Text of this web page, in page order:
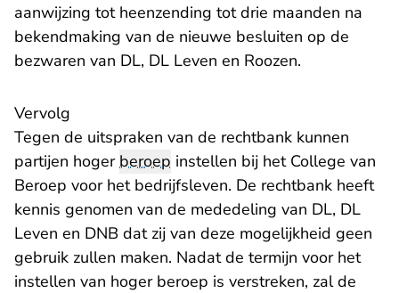
aanwijzing tot heenzending tot drie maanden na
bekendmaking van de nieuwe besluiten op de
bezwaren van DL, DL Leven en Roozen.
Vervolg
Tegen de uitspraken van de rechtbank kunnen
partijen hogerberoep instellen bij het College van
Beroep voor het bedrijfsleven. De rechtbank heeft
kennis genomen van de mededeling van DL, DL
Leven en DNB dat zij van deze mogelijkheid geen
gebruik zullen maken. Nadat de termijn voor het
instellen van hoger beroep is verstreken, zal de